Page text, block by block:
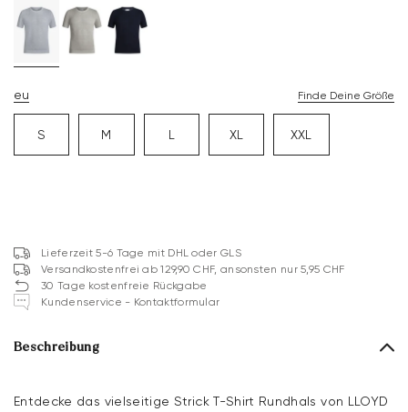
eu Finde Deine Größe
S M L XL XXL
Lieferzeit 5-6 Tage mit DHL oder GLS
Versandkostenfrei ab 129,90 CHF, ansonsten nur 5,95 CHF
30 Tage kostenfreie Rückgabe
Kundenservice - Kontaktformular
Beschreibung
Entdecke das vielseitige Strick T-Shirt Rundhals von LLOYD